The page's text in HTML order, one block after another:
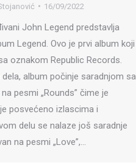
16/09/2022
John Legend predstavlja
Legend. Ovo je prvi album koji
oznakom Republic Records.
dela, album počinje saradnjom sa
pesmi „Rounds” čime je
posvećeno izlascima i
delu se nalaze još saradnje
na pesmi „Love”,…